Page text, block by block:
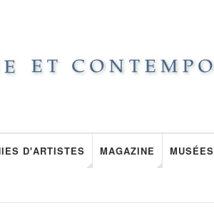
D'ARTISTES MAGAZINE MUSÉES